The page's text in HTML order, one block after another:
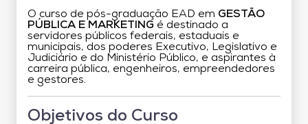
O curso de pós-graduação EAD em GESTÃO
PÚBLICA E MARKETING é destinado a
servidores públicos federais, estaduais e
municipais, dos poderes Executivo, Legislativo e
Judiciário e do Ministério Público, e aspirantes à
carreira pública, engenheiros, empreendedores
e gestores.
Objetivos do Curso